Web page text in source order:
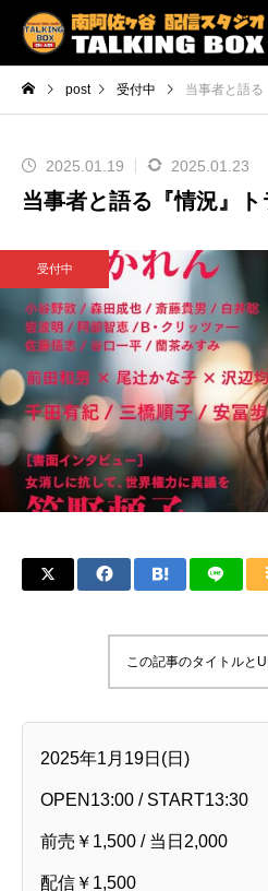
post 受付中 当事者と語
2025.01.19 2025.01.23
当事者と語る『情況』
受付中
この記事のタイトルと
2025年1月19日(日)
OPEN13:00 / START13:30
前売￥1,500 / 当日2,000
配信￥1,500